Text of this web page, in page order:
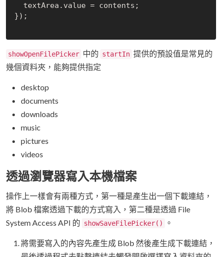
});
showOpenFilePicker 中的 startIn 提供的預設值是常見的
幾個資料夾，能夠提供指定
desktop
documents
downloads
music
pictures
videos
透過瀏覽器寫入本機檔案
操作上一樣會有兩種方式，第一種是產生出一個下載連結，
將 Blob 檔案透過下載的方式寫入，第二種是透過 File
System Access API 的 showSaveFilePicker() 。
將需要寫入的內容先產生成 Blob 然後產生成下載連結，